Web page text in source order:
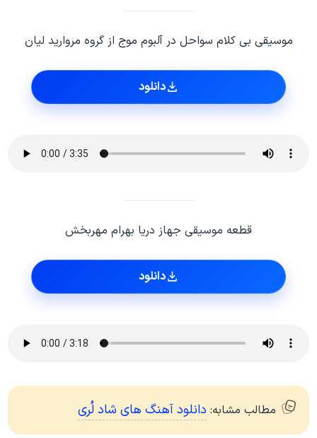
موسیقی بی کلام سواحل در آلبوم موج از گروه مروارید لیان
دانلود
قطعه موسیقی جهاز دریا بهرام مهربخش
دانلود
مطالب مشابه: دانلود آهنگ های شاد لُری